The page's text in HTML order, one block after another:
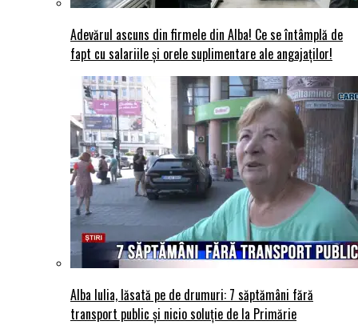
Adevărul ascuns din firmele din Alba! Ce se întâmplă de
fapt cu salariile și orele suplimentare ale angajaților!
Alba Iulia, lăsată pe de drumuri: 7 săptămâni fără
transport public și nicio soluție de la Primărie